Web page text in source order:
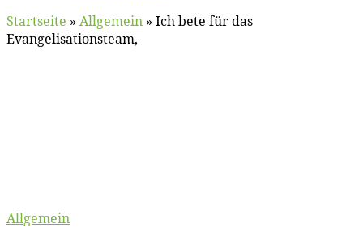
Startseite » Allgemein » Ich bete für das
Evangelisationsteam,
Allgemein